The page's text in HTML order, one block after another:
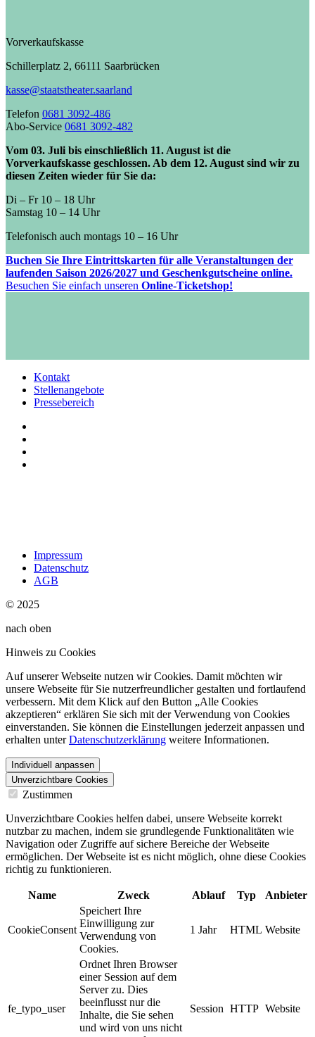
Vorverkaufskasse
Schillerplatz 2, 66111 Saarbrücken
kasse@staatstheater.saarland
Telefon 0681 3092-486
Abo-Service 0681 3092-482
Vom 03. Juli bis einschließlich 11. August ist die
Vorverkaufskasse geschlossen. Ab dem 12. August sind wir zu
diesen Zeiten wieder für Sie da:
Di – Fr 10 – 18 Uhr
Samstag 10 – 14 Uhr
Telefonisch auch montags 10 – 16 Uhr
Buchen Sie Ihre Eintrittskarten für alle Veranstaltungen der
laufenden Saison 2026/2027 und Geschenkgutscheine online.
Besuchen Sie einfach unseren Online-Ticketshop!
Kontakt
Stellenangebote
Pressebereich
Impressum
Datenschutz
AGB
© 2025
nach oben
Hinweis zu Cookies
Auf unserer Webseite nutzen wir Cookies. Damit möchten wir
unsere Webseite für Sie nutzerfreundlicher gestalten und fortlaufend
verbessern. Mit dem Klick auf den Button „Alle Cookies
akzeptieren“ erklären Sie sich mit der Verwendung von Cookies
einverstanden. Sie können die Einstellungen jederzeit anpassen und
erhalten unterDatenschutzerklärung weitere Informationen.
Individuell anpassen
Unverzichtbare Cookies
Zustimmen
Unverzichtbare Cookies helfen dabei, unsere Webseite korrekt
nutzbar zu machen, indem sie grundlegende Funktionalitäten wie
Navigation oder Zugriffe auf sichere Bereiche der Webseite
ermöglichen. Der Webseite ist es nicht möglich, ohne diese Cookies
richtig zu funktionieren.
Name Zweck Ablauf Typ Anbieter
CookieConsent
Speichert Ihre
Einwilligung zur
Verwendung von
Cookies.
1 Jahr HTML Website
fe_typo_user
Ordnet Ihren Browser
einer Session auf dem
Server zu. Dies
beeinflusst nur die
Inhalte, die Sie sehen
und wird von uns nicht
Session HTTP Website